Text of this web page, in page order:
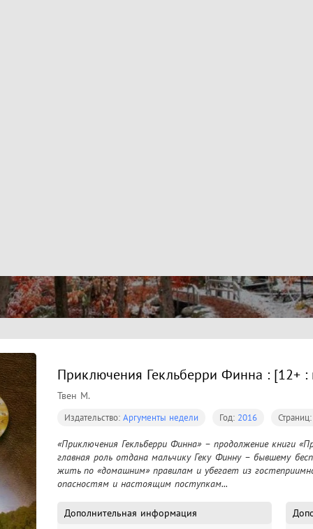
Приключения Гекльберри Финна : [12+ :
Твен М.
Издательство: Аргументы недели Год: 2016
«Приключения Гекльберри Финна» – продолжение книги
главная роль отдана мальчику Геку Финну – бывшему
жить по «домашним» правилам и убегает из
Дополнительная информация